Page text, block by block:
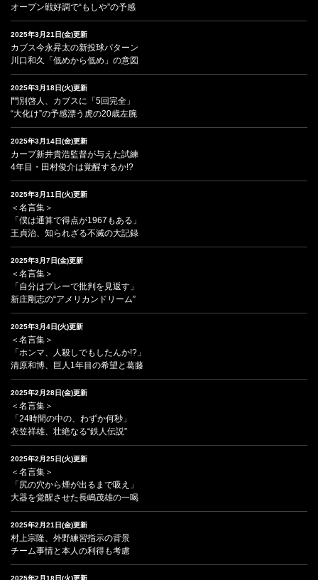
オープン戦好調で“もしや”の予感
2025年3月21日(金)更新
カブス今永昇太の新投球パターン
川口和久「低めから低め」の意図
2025年3月18日(火)更新
門別啓人、カブスに「5回完全」
“大化け”の予感漂う虎の20歳左腕
2025年3月14日(金)更新
カープ新井貴浩監督が与えた試練
4年目・田村俊介は覚醒するか!?
2025年3月11日(火)更新
＜名言集＞
「僕は通算で得点が1967もある」
王貞治、知られざる不滅の大記録
2025年3月7日(金)更新
＜名言集＞
「自分はプレーで批判を見返す」
新庄剛志の“アメリカンドリーム”
2025年3月4日(火)更新
＜名言集＞
「ホンマ、人殺しでもしたんか!?」
清原和博、巨人1年目の希望と葛藤
2025年2月28日(金)更新
＜名言集＞
「24時間の中の、わずか何秒」
衣笠祥雄、壮絶なる“鉄人伝説”
2025年2月25日(火)更新
＜名言集＞
「尻の穴から煙が出るまで吸え」
大器を覚醒させた長嶋茂雄の一喝
2025年2月21日(金)更新
村上宗隆、外野練習指示の背景
チーム事情と本人の利得も考慮
2025年2月18日(火)更新